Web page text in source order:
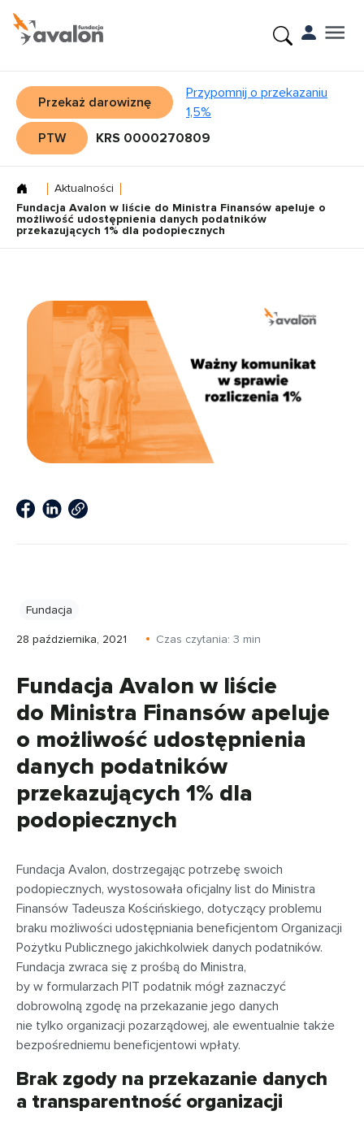
Przekaż darowiznę
Przypomnij o przekazaniu
1,5%
PTW
KRS 0000270809
Aktualności
Fundacja Avalon w liście do Ministra Finansów apeluje o
możliwość udostępnienia danych podatników
przekazujących 1% dla podopiecznych
Fundacja
28 października, 2021 Czas czytania: 3 min
Fundacja Avalon w liście
do Ministra Finansów apeluje
o możliwość udostępnienia
danych podatników
przekazujących 1% dla
podopiecznych
Fundacja Avalon, dostrzegając potrzebę swoich
podopiecznych, wystosowała oficjalny list do Ministra
Finansów Tadeusza Kościńskiego, dotyczący problemu
braku możliwości udostępniania beneficjentom Organizacji
Pożytku Publicznego jakichkolwiek danych podatników.
Fundacja zwraca się z prośbą do Ministra,
by w formularzach PIT podatnik mógł zaznaczyć
dobrowolną zgodę na przekazanie jego danych
nie tylko organizacji pozarządowej, ale ewentualnie także
bezpośredniemu beneficjentowi wpłaty.
Brak zgody na przekazanie danych
a transparentność organizacji